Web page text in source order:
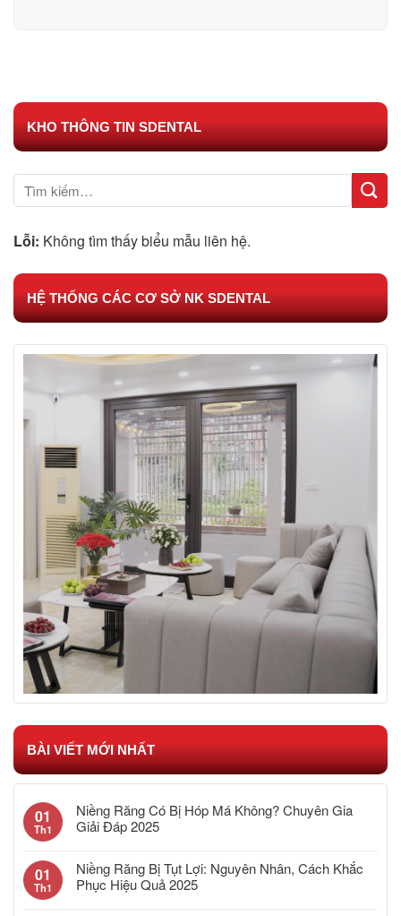
KHO THÔNG TIN SDENTAL
Lỗi: Không tìm thấy biểu mẫu liên hệ.
HỆ THỐNG CÁC CƠ SỞ NK SDENTAL
BÀI VIẾT MỚI NHẤT
01
Th1
Niềng Răng Có Bị Hóp Má Không? Chuyên Gia
Giải Đáp 2025
01
Th1
Niềng Răng Bị Tụt Lợi: Nguyên Nhân, Cách Khắc
Phục Hiệu Quả 2025